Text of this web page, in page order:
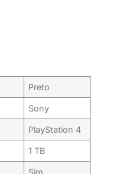
Preto
Sony
PlayStation 4
1 TB
Sim